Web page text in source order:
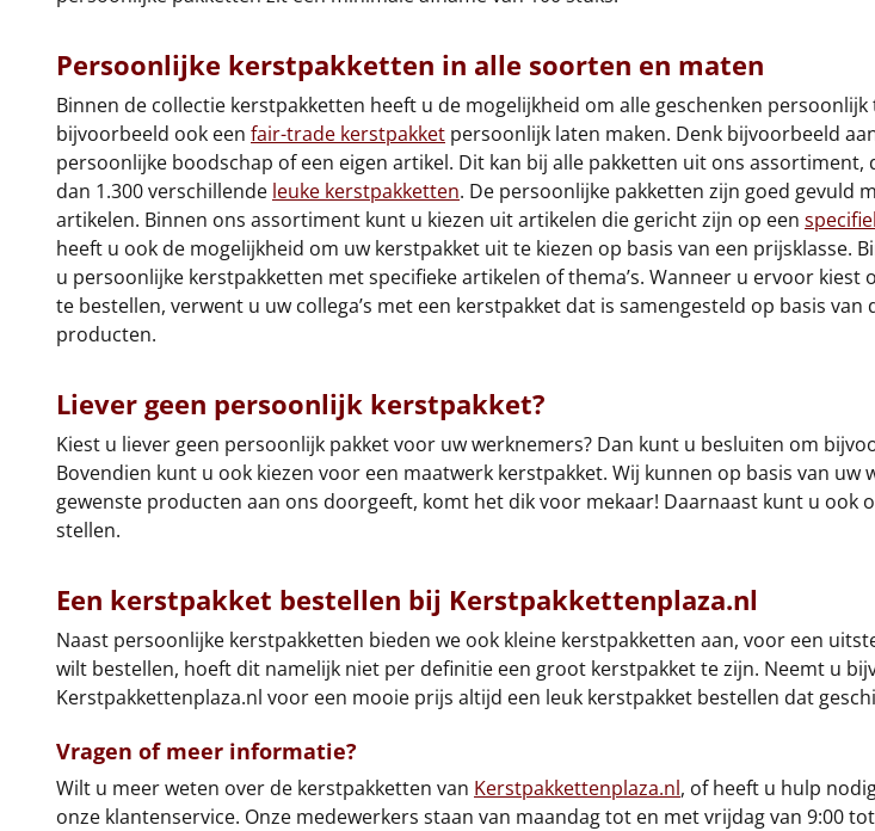
Persoonlijke kerstpakketten in alle soorten en maten
Binnen de collectie kerstpakketten heeft u de mogelijkheid om alle geschenken persoonlijk
bijvoorbeeld ook een fair-trade kerstpakket persoonlijk laten maken. Denk bijvoorbeeld
persoonlijke boodschap of een eigen artikel. Dit kan bij alle pakketten uit ons assortiment,
dan 1.300 verschillende leuke kerstpakketten. De persoonlijke pakketten zijn goed gevuld
artikelen. Binnen ons assortiment kunt u kiezen uit artikelen die gericht zijn op een
heeft u ook de mogelijkheid om uw kerstpakket uit te kiezen op basis van een prijsklasse.
u persoonlijke kerstpakketten met specifieke artikelen of thema’s. Wanneer u ervoor kiest
te bestellen, verwent u uw collega’s met een kerstpakket dat is samengesteld op basis van
producten.
Liever geen persoonlijk kerstpakket?
Kiest u liever geen persoonlijk pakket voor uw werknemers? Dan kunt u besluiten om
Bovendien kunt u ook kiezen voor een maatwerk kerstpakket. Wij kunnen op basis van
gewenste producten aan ons doorgeeft, komt het dik voor mekaar! Daarnaast kunt u
stellen.
Een kerstpakket bestellen bij Kerstpakkettenplaza.nl
Naast persoonlijke kerstpakketten bieden we ook kleine kerstpakketten aan, voor een
wilt bestellen, hoeft dit namelijk niet per definitie een groot kerstpakket te zijn. Neemt u
Kerstpakkettenplaza.nl voor een mooie prijs altijd een leuk kerstpakket bestellen dat
Vragen of meer informatie?
Wilt u meer weten over de kerstpakketten van Kerstpakkettenplaza.nl, of heeft u hulp
onze klantenservice. Onze medewerkers staan van maandag tot en met vrijdag van 9:00